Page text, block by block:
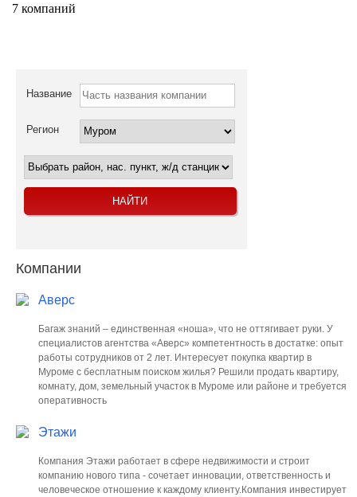
7 компаний
Название
Регион
Компании
Аверс
Багаж знаний – единственная «ноша», что не оттягивает руки. У
специалистов агентства «Аверс» компетентность в достатке: опыт
работы сотрудников от 2 лет. Интересует покупка квартир в
Муроме с бесплатным поиском жилья? Решили продать квартиру,
комнату, дом, земельный участок в Муроме или районе и требуется
оперативность
Этажи
Компания Этажи работает в сфере недвижимости и строит
компанию нового типа - сочетает инновации, ответственность и
человеческое отношение к каждому клиенту.Компания инвестирует